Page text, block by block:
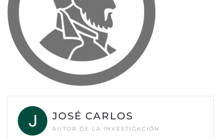
JOSÉ CARLOS
AUTOR DE LA INVESTIGACIÓN